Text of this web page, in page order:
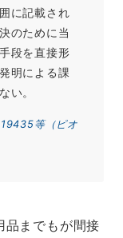
に記載され
のために当
段を直接形
明による課
い。
等（ピオ
品までもが間接